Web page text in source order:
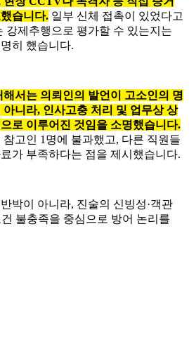
습니다. 일부 신체 접촉이 있었다고
강제추행으로 평가할 수 있는지는
히 했습니다.
서는 의뢰인의 발언이 고소인의 명
니라, 인사고충 처리 및 업무상 상
로 이루어진 것임을 소명했습니다.
고인 1명에 불과했고, 다른 직원들
가 부족하다는 점을 제시했습니다.
박이 아니라, 진술의 신빙성·객관
불충족을 중심으로 방어 논리를